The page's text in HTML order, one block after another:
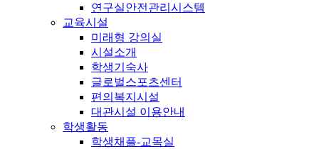
연구실안전관리시스템
교육시설
미래형 강의실
시설소개
학생기숙사
글로벌스포츠센터
편의복지시설
대관시설 이용안내
학생활동
학생채플-교목실